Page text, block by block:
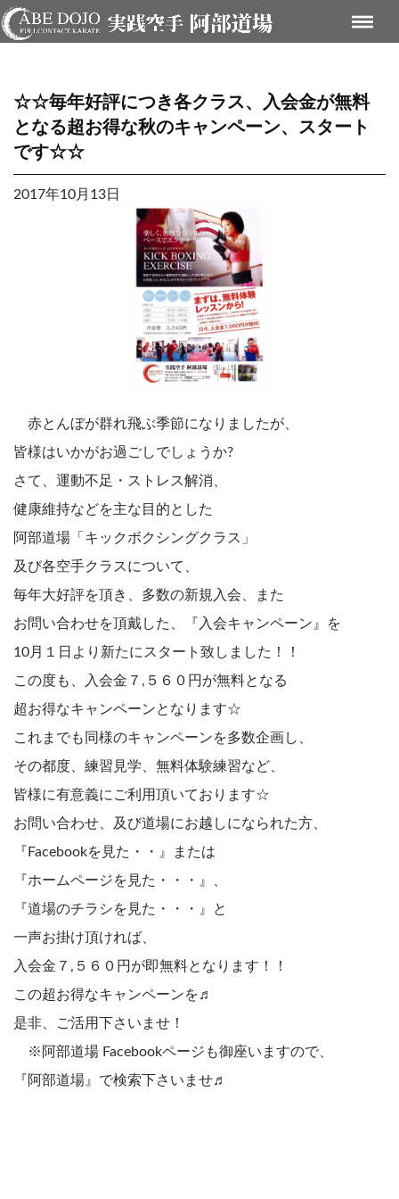
☆☆毎年好評につき各クラス、入会金が無料
となる超お得な秋のキャンペーン、スタート
です☆☆
2017年10月13日
赤とんぼが群れ飛ぶ季節になりましたが、
皆様はいかがお過ごしでしょうか?
さて、運動不足・ストレス解消、
健康維持などを主な目的とした
阿部道場「キックボクシングクラス」
及び各空手クラスについて、
毎年大好評を頂き、多数の新規入会、また
お問い合わせを頂戴した、『入会キャンペーン』を
10月１日より新たにスタート致しました！！
この度も、入会金７,５６０円が無料となる
超お得なキャンペーンとなります☆
これまでも同様のキャンペーンを多数企画し、
その都度、練習見学、無料体験練習など、
皆様に有意義にご利用頂いております☆
お問い合わせ、及び道場にお越しになられた方、
『Facebookを見た・・』または
『ホームページを見た・・・』、
『道場のチラシを見た・・・』と
一声お掛け頂ければ、
入会金７,５６０円が即無料となります！！
この超お得なキャンペーンを♬
是非、ご活用下さいませ！
※阿部道場 Facebookページも御座いますので、
『阿部道場』で検索下さいませ♬